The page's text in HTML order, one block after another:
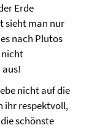
Erde
sieht man nur
nach Plutos
nicht
nicht auf die
ihr respektvoll,
schönste